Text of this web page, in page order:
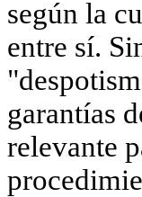
según la
entre sí.
garantías
relevante